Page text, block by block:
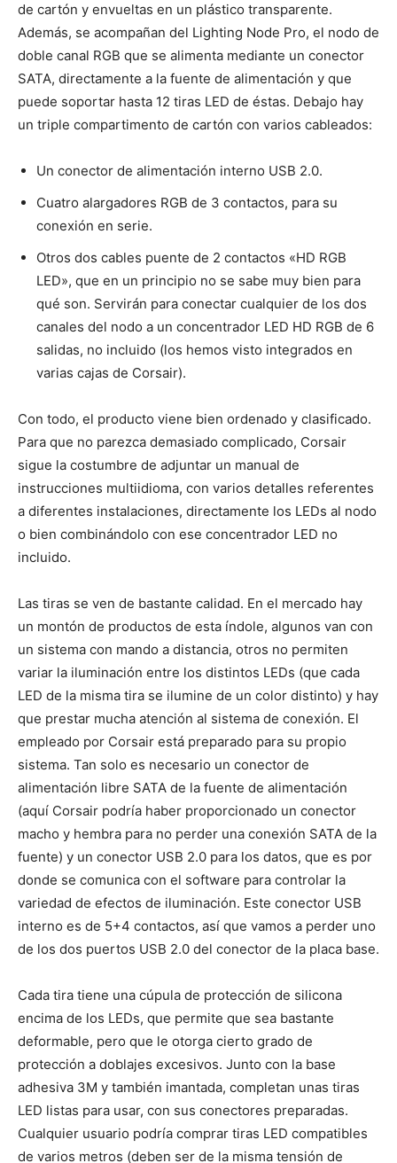
de cartón y envueltas en un plástico transparente.
Además, se acompañan del Lighting Node Pro, el nodo de
doble canal RGB que se alimenta mediante un conector
SATA, directamente a la fuente de alimentación y que
puede soportar hasta 12 tiras LED de éstas. Debajo hay
un triple compartimento de cartón con varios cableados:
Un conector de alimentación interno USB 2.0.
Cuatro alargadores RGB de 3 contactos, para su
conexión en serie.
Otros dos cables puente de 2 contactos «HD RGB
LED», que en un principio no se sabe muy bien para
qué son. Servirán para conectar cualquier de los dos
canales del nodo a un concentrador LED HD RGB de 6
salidas, no incluido (los hemos visto integrados en
varias cajas de Corsair).
Con todo, el producto viene bien ordenado y clasificado.
Para que no parezca demasiado complicado, Corsair
sigue la costumbre de adjuntar un manual de
instrucciones multiidioma, con varios detalles referentes
a diferentes instalaciones, directamente los LEDs al nodo
o bien combinándolo con ese concentrador LED no
incluido.
Las tiras se ven de bastante calidad. En el mercado hay
un montón de productos de esta índole, algunos van con
un sistema con mando a distancia, otros no permiten
variar la iluminación entre los distintos LEDs (que cada
LED de la misma tira se ilumine de un color distinto) y hay
que prestar mucha atención al sistema de conexión. El
empleado por Corsair está preparado para su propio
sistema. Tan solo es necesario un conector de
alimentación libre SATA de la fuente de alimentación
(aquí Corsair podría haber proporcionado un conector
macho y hembra para no perder una conexión SATA de la
fuente) y un conector USB 2.0 para los datos, que es por
donde se comunica con el software para controlar la
variedad de efectos de iluminación. Este conector USB
interno es de 5+4 contactos, así que vamos a perder uno
de los dos puertos USB 2.0 del conector de la placa base.
Cada tira tiene una cúpula de protección de silicona
encima de los LEDs, que permite que sea bastante
deformable, pero que le otorga cierto grado de
protección a doblajes excesivos. Junto con la base
adhesiva 3M y también imantada, completan unas tiras
LED listas para usar, con sus conectores preparadas.
Cualquier usuario podría comprar tiras LED compatibles
de varios metros (deben ser de la misma tensión de